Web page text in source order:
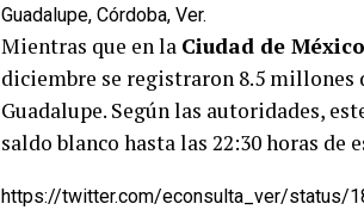
Guadalupe, Córdoba, Ver.
Mientras que en la Ciudad de México
diciembre se registraron 8.5 millones
Guadalupe. Según las autoridades,
saldo blanco hasta las 22:30 horas de
https://twitter.com/econsulta_ver/status/